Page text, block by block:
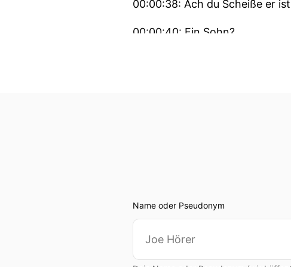
00:00:38: Ach du Scheiße er
00:00:40: Ein Sohn?
00:00:48: Ja aber jetzt
Der da unten bei dir rausguckt
Name oder Pseudonym